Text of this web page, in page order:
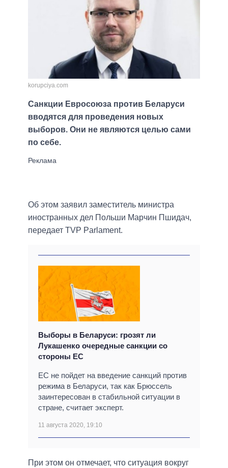
korupciya.com
Санкции Евросоюза против Беларуси
вводятся для проведения новых
выборов. Они не являются целью сами
по себе.
Об этом заявил заместитель министра
иностранных дел Польши Марчин Пшидач,
передает TVP Parlament.
Выборы в Беларуси: грозят ли
Лукашенко очередные санкции со
стороны ЕС
ЕС не пойдет на введение санкций против
режима в Беларуси, так как Брюссель
заинтересован в стабильной ситуации в
стране, считает эксперт.
11 августа 2020, 19:10
При этом он отмечает, что ситуация вокруг